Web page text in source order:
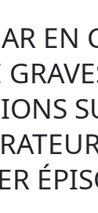
EN